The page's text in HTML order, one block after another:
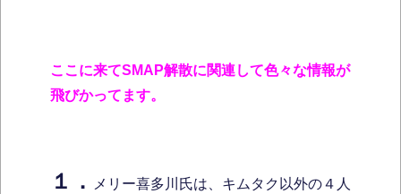
ここに来てSMAP解散に関連して色々な情報が
飛びかってます。
１．
メリー喜多川氏は、キムタク以外の４人